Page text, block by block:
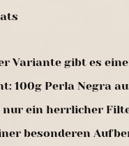
Variante gibt es
100g Perla Negra
nur ein herrlicher
besonderen